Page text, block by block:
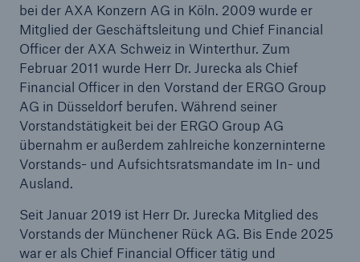
bei der AXA Konzern AG in Köln. 2009 wurde er
Mitglied der Geschäftsleitung und Chief Financial
Officer der AXA Schweiz in Winterthur. Zum
Februar 2011 wurde Herr Dr. Jurecka als Chief
Financial Officer in den Vorstand der ERGO Group
AG in Düsseldorf berufen. Während seiner
Vorstandstätigkeit bei der ERGO Group AG
übernahm er außerdem zahlreiche konzerninterne
Vorstands- und Aufsichtsratsmandate im In- und
Ausland.
Seit Januar 2019 ist Herr Dr. Jurecka Mitglied des
Vorstands der Münchener Rück AG. Bis Ende 2025
war er als Chief Financial Officer tätig und
Lösungen
Sachdeckung durch einen leistungsfähigen
Rückversicherungspartner